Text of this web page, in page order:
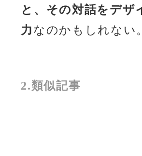
と、その対話をデザ
力なのかもしれない。
2.類似記事